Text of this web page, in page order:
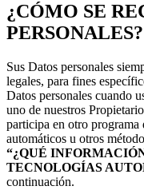
¿CÓMO SE
PERSONALES?
Sus Datos personales
legales, para fines
Datos personales cuando
uno de nuestros
participa en otro
automáticos u otros
“¿QUÉ
TECNOLOGÍAS
continuación.